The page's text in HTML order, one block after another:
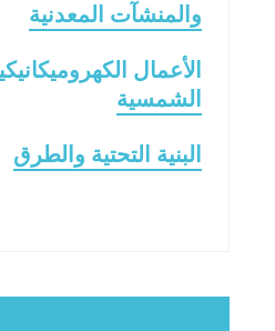
والمنشآت المعدنية
الأعمال
الشمسية
البنية التحتية والطرق